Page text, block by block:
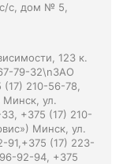
с, дом № 5,
123 к.
79-32\nЗАО
210-56-78,
ул.
+375 (17) 210-
Минск, ул.
91,+375 (17) 223-
92-94, +375